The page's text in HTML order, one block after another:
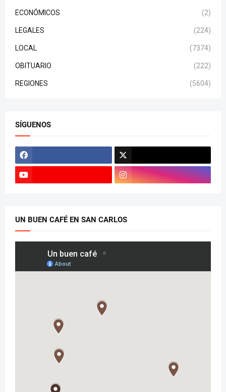
ECONÓMICOS (2)
LEGALES (224)
LOCAL (7374)
OBITUARIO (222)
REGIONES (5604)
SÍGUENOS
UN BUEN CAFÉ EN SAN CARLOS